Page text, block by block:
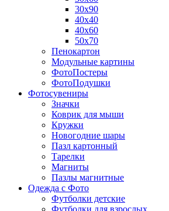
30х90
40х40
40х60
50х70
Пенокартон
Модульные картины
ФотоПостеры
ФотоПодушки
Фотоcувениры
Значки
Коврик для мыши
Кружки
Новогодние шары
Пазл картонный
Тарелки
Магниты
Пазлы магнитные
Одежда с Фото
Футболки детские
Футболки для взрослых